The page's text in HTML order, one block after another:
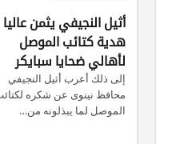
أثيل النجيفي يثمن عاليا
هدية كتائب الموصل
لأهالي ضحايا سبايكر
إلى ذلك أعرب أثيل النجيفي
محافظ نينوى عن شكره
الموصل لما يبذلونه من…